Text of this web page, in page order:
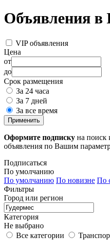
Объявления в
VIP объявления
Цена
от
до
Срок размещения
За 24 часа
За 7 дней
За все время
Применить
Оформите подписку на поиск
объявления по Вашим
Подписаться
По умолчанию
По умолчанию По новизне По
Фильтры
Город или регион
Категория
Не выбрано
Все категории